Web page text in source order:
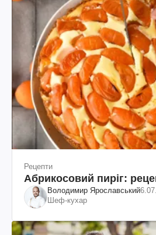
Рецепти
Абрикосовий пиріг:
Володимир Ярославський
Шеф-кухар